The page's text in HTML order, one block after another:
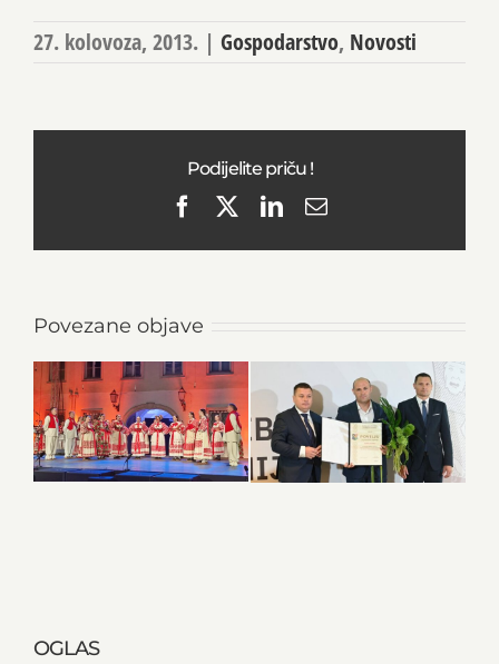
27. kolovoza, 2013. | Gospodarstvo, Novosti
Podijelite priču !
FacebookLinkedIn
Email
Povezane objave
OGLAS